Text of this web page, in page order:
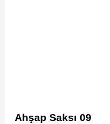
Ahşap Saksı 09